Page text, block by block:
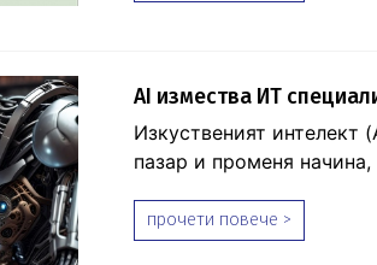
AI измества ИТ
Изкуственият интелект
пазар и променя
прочети повече >